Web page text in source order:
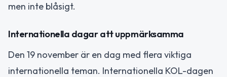
men inte blåsigt.
Internationella dagar att uppmärksamma
Den 19 november är en dag med flera viktiga
internationella teman. Internationella KOL-dagen